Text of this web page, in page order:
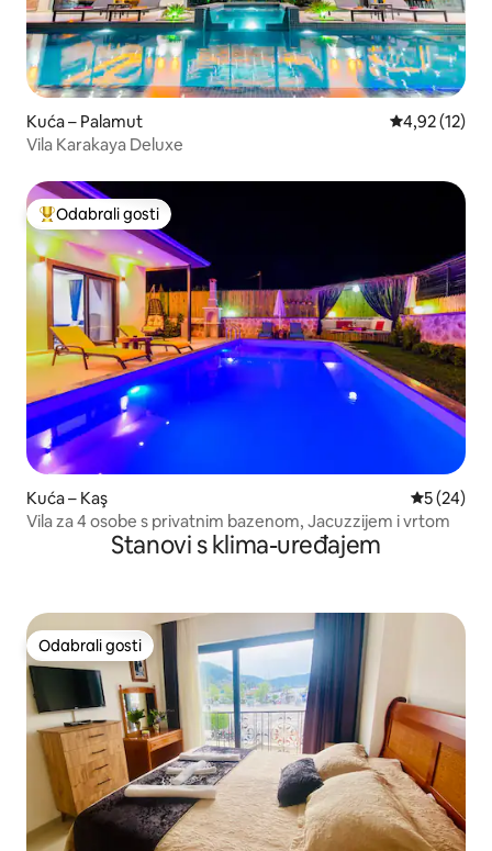
Kuća – Palamut Prosječna
4,92 (12)
Vila Karakaya Deluxe
Među najviše rangiranima s oznakom „Odabrali gosti”
Odabrali gosti
Kuća – Kaş Prosječna
5 (24)
Vila za 4 osobe s privatnim bazenom, Jacuzzijem i vrtom
Stanovi s klima-uređajem
Odabrali gosti
Odabrali gosti